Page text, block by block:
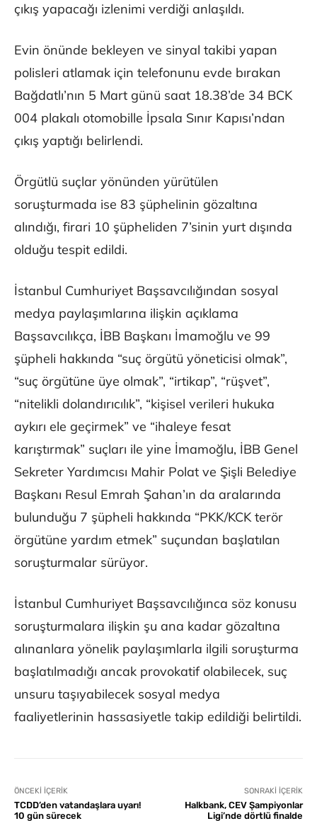
çıkış yapacağı izlenimi verdiği anlaşıldı.
Evin önünde bekleyen ve sinyal takibi yapan
polisleri atlamak için telefonunu evde bırakan
Bağdatlı’nın 5 Mart günü saat 18.38’de 34 BCK
004 plakalı otomobille İpsala Sınır Kapısı’ndan
çıkış yaptığı belirlendi.
Örgütlü suçlar yönünden yürütülen
soruşturmada ise 83 şüphelinin gözaltına
alındığı, firari 10 şüpheliden 7’sinin yurt dışında
olduğu tespit edildi.
İstanbul Cumhuriyet Başsavcılığından sosyal
medya paylaşımlarına ilişkin açıklama
Başsavcılıkça, İBB Başkanı İmamoğlu ve 99
şüpheli hakkında “suç örgütü yöneticisi olmak”,
“suç örgütüne üye olmak”, “irtikap”, “rüşvet”,
“nitelikli dolandırıcılık”, “kişisel verileri hukuka
aykırı ele geçirmek” ve “ihaleye fesat
karıştırmak” suçları ile yine İmamoğlu, İBB Genel
Sekreter Yardımcısı Mahir Polat ve Şişli Belediye
Başkanı Resul Emrah Şahan’ın da aralarında
bulunduğu 7 şüpheli hakkında “PKK/KCK terör
örgütüne yardım etmek” suçundan başlatılan
soruşturmalar sürüyor.
İstanbul Cumhuriyet Başsavcılığınca söz konusu
soruşturmalara ilişkin şu ana kadar gözaltına
alınanlara yönelik paylaşımlarla ilgili soruşturma
başlatılmadığı ancak provokatif olabilecek, suç
unsuru taşıyabilecek sosyal medya
faaliyetlerinin hassasiyetle takip edildiği belirtildi.
ÖNCEKI İÇERIK
TCDD’den vatandaşlara uyarı!
10 gün sürecek
SONRAKI İÇERIK
Halkbank, CEV Şampiyonlar
Ligi’nde dörtlü finalde